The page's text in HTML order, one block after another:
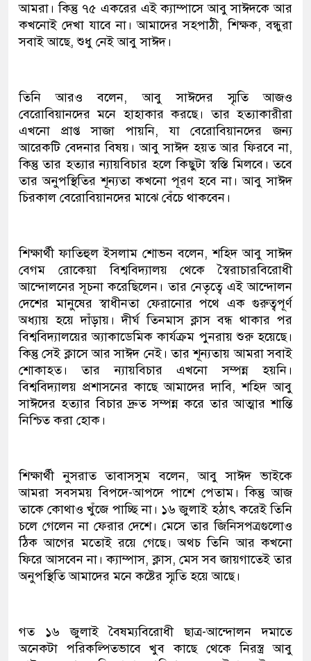
আমরা। কিন্তু ৭৫ একরের এই ক্যাম্পাসে আবু সাঈদকে আর
কখনোই দেখা যাবে না। আমাদের সহপাঠী, শিক্ষক, বন্ধুরা
সবাই আছে, শুধু নেই আবু সাঈদ।
তিনি আরও বলেন, আবু সাঈদের স্মৃতি আজও
বেরোবিয়ানদের মনে হাহাকার করছে। তার হত্যাকারীরা
এখনো প্রাপ্ত সাজা পায়নি, যা বেরোবিয়ানদের জন্য
আরেকটি বেদনার বিষয়। আবু সাঈদ হয়ত আর ফিরবে না,
কিন্তু তার হত্যার ন্যায়বিচার হলে কিছুটা স্বস্তি মিলবে। তবে
তার অনুপস্থিতির শূন্যতা কখনো পূরণ হবে না। আবু সাঈদ
চিরকাল বেরোবিয়ানদের মাঝে বেঁচে থাকবেন।
শিক্ষার্থী ফাতিহুল ইসলাম শোভন বলেন, শহিদ আবু সাঈদ
বেগম রোকেয়া বিশ্ববিদ্যালয় থেকে স্বৈরাচারবিরোধী
আন্দোলনের সূচনা করেছিলেন। তার নেতৃত্বে এই আন্দোলন
দেশের মানুষের স্বাধীনতা ফেরানোর পথে এক গুরুত্বপূর্ণ
অধ্যায় হয়ে দাঁড়ায়। দীর্ঘ তিনমাস ক্লাস বন্ধ থাকার পর
বিশ্ববিদ্যালয়ের অ্যাকাডেমিক কার্যক্রম পুনরায় শুরু হয়েছে।
কিন্তু সেই ক্লাসে আর সাঈদ নেই। তার শূন্যতায় আমরা সবাই
শোকাহত। তার ন্যায়বিচার এখনো সম্পন্ন হয়নি।
বিশ্ববিদ্যালয় প্রশাসনের কাছে আমাদের দাবি, শহিদ আবু
সাঈদের হত্যার বিচার দ্রুত সম্পন্ন করে তার আত্মার শান্তি
নিশ্চিত করা হোক।
শিক্ষার্থী নুসরাত তাবাসসুম বলেন, আবু সাঈদ ভাইকে
আমরা সবসময় বিপদে-আপদে পাশে পেতাম। কিন্তু আজ
তাকে কোথাও খুঁজে পাচ্ছি না। ১৬ জুলাই হঠাৎ করেই তিনি
চলে গেলেন না ফেরার দেশে। মেসে তার জিনিসপত্রগুলোও
ঠিক আগের মতোই রয়ে গেছে। অথচ তিনি আর কখনো
ফিরে আসবেন না। ক্যাম্পাস, ক্লাস, মেস সব জায়গাতেই তার
অনুপস্থিতি আমাদের মনে কষ্টের স্মৃতি হয়ে আছে।
গত ১৬ জুলাই বৈষম্যবিরোধী ছাত্র-আন্দোলন দমাতে
অনেকটা পরিকল্পিতভাবে খুব কাছে থেকে নিরস্ত্র আবু